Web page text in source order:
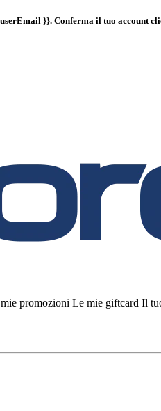
}}. Conferma il tuo account
promozioni Le mie giftcard Il